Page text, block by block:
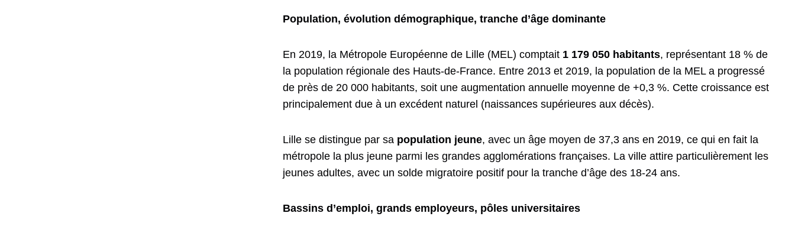
Population, évolution démographique, tranche d’âge dominante
En 2019, la Métropole Européenne de Lille (MEL) comptait 1 179 050 habitants, représentant 18 % de
la population régionale des Hauts-de-France. Entre 2013 et 2019, la population de la MEL a progressé
de près de 20 000 habitants, soit une augmentation annuelle moyenne de +0,3 %. Cette croissance est
principalement due à un excédent naturel (naissances supérieures aux décès).
Lille se distingue par sa population jeune, avec un âge moyen de 37,3 ans en 2019, ce qui en fait la
métropole la plus jeune parmi les grandes agglomérations françaises. La ville attire particulièrement les
jeunes adultes, avec un solde migratoire positif pour la tranche d’âge des 18-24 ans.
Bassins d’emploi, grands employeurs, pôles universitaires